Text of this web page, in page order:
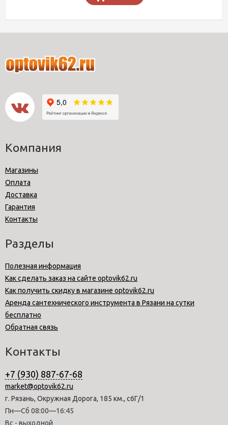
Компания
Магазины
Оплата
Доставка
Гарантия
Контакты
Разделы
Полезная информация
Как сделать заказ на сайте optovik62.ru
Как получить скидку в магазине optovik62.ru
Аренда сантехнического инструмента в Рязани на сутки
бесплатно
Обратная связь
Контакты
+7 (930) 887-67-68
market@optovik62.ru
г. Рязань, Окружная Дорога, 185 км., с6Г/1
Пн—Сб 08:00—16:45
Вс - выходной